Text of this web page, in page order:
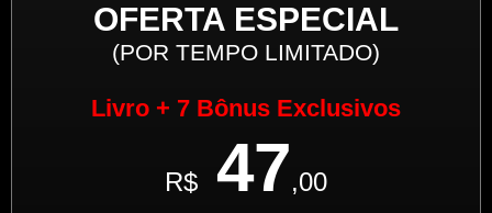
OFERTA ESPECIAL
(POR TEMPO LIMITADO)
Livro + 7 Bônus Exclusivos
R$ 47,00